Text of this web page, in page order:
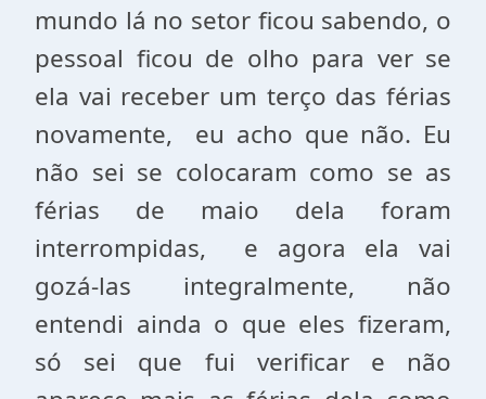
mundo lá no setor ficou sabendo, o
pessoal ficou de olho para ver se
ela vai receber um terço das férias
novamente, eu acho que não. Eu
não sei se colocaram como se as
férias de maio dela foram
interrompidas, e agora ela vai
gozá-las integralmente, não
entendi ainda o que eles fizeram,
só sei que fui verificar e não